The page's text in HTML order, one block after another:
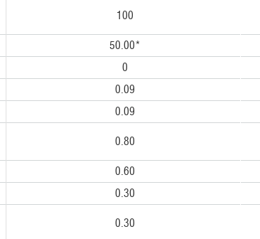
100
50.00*
0
0.09
0.09
0.80
0.60
0.30
0.30